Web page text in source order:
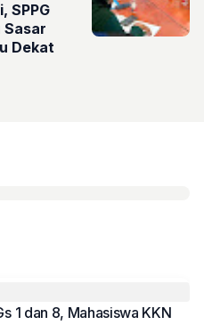
SPPG
Sasar
Dekat
1 dan 8, Mahasiswa KKN